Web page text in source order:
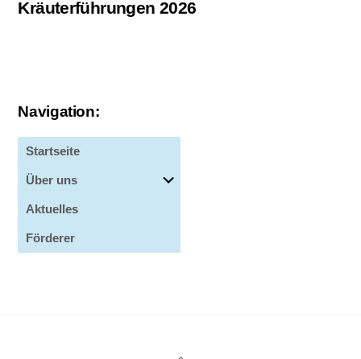
Kräuterführungen 2026
Navigation:
Startseite
Über uns
Aktuelles
Förderer